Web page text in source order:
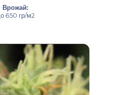
Врожай:
650 гр/м2